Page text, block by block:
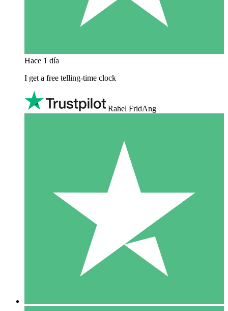
Hace 1 día
I get a free telling-time clock
Rahel FridAng